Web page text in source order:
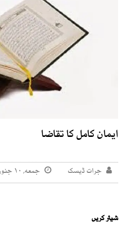
ایمان کامل کا تقاضا
جرات ڈیسک جمعه, ۱۰ جنوری ۲۰۲۵
شیئر کریں